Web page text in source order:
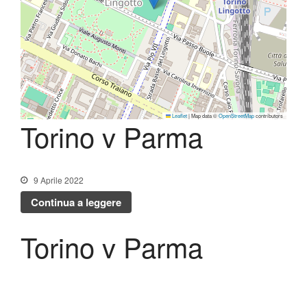
Shop
Leaflet|Map data ©OpenStreetMapcontributors
Torino v Parma
9 Aprile 2022
Continua a leggere
Torino v Parma